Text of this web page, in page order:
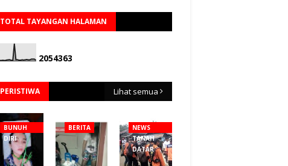
TOTAL TAYANGAN HALAMAN
2054363
PERISTIWA Lihat semua
BUNUH
DIRI
BERITA
NEWS
TANAH
DATAR